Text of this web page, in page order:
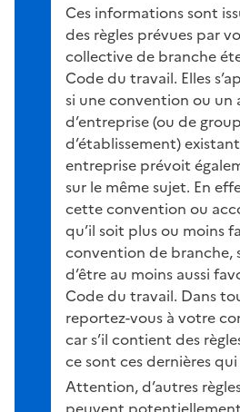
Ces informations sont
des règles prévues par
collective de branche
Code du travail. Elles
si une convention ou un
d’entreprise (ou de
d’établissement)
entreprise prévoit
sur le même sujet. En
cette convention ou
qu’il soit plus ou moins
convention de branche,
d’être au moins aussi
Code du travail. Dans
reportez-vous à votre
car s’il contient des
ce sont ces dernières
Attention, d’autres